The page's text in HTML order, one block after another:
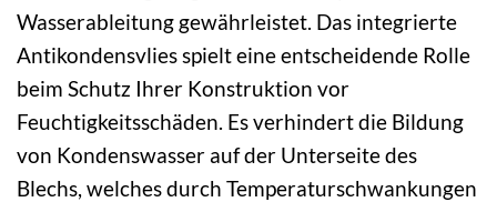
Wasserableitung gewährleistet. Das integrierte
Antikondensvlies spielt eine entscheidende Rolle
beim Schutz Ihrer Konstruktion vor
Feuchtigkeitsschäden. Es verhindert die Bildung
von Kondenswasser auf der Unterseite des
Blechs, welches durch Temperaturschwankungen